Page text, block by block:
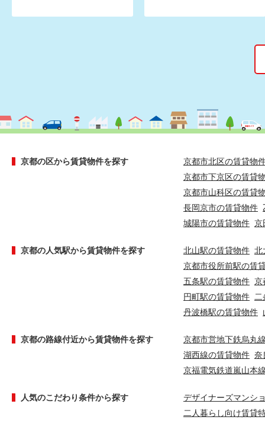
京都の区から賃貸物件を探す
京都市北区の賃貸物
京都市下京区の賃貸
京都市山科区の賃貸
長岡京市の賃貸物件
城陽市の賃貸物件 京
京都の人気駅から賃貸物件を探す 北山駅の賃貸物件 北
京都市役所前駅の賃
五条駅の賃貸物件 京
円町駅の賃貸物件
丹波橋駅の賃貸物件
京都の路線付近から賃貸物件を探す
京都市営地下鉄烏丸
湖西線の賃貸物件 奈
京福電気鉄道嵐山本
人気のこだわり条件から探す
デザイナーズマンシ
二人暮らし向け賃貸